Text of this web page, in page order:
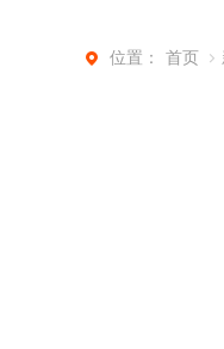
位置： 首页